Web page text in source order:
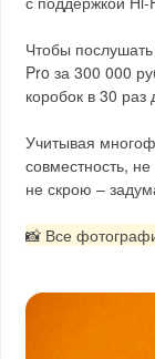
Чтобы
Pro за 300 000
коробок в 30
Учитывая
совместность,
не скрою –
📸 Все